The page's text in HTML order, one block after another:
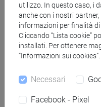
Struttura
LINGUA ARABA 3
utilizzo. In questo caso, i
anche con i nostri
informazioni per finalità
Cliccando “Lista cookie”
installati. Per ottenere
“Informazioni sui cookies”.
Necessari
Facebook - Pixel